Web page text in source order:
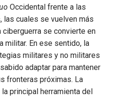
Occidental frente a las
las cuales se vuelven más
se convierte en
militar. En ese sentido, la
militares y no militares
adaptar para mantener
fronteras próximas. La
principal herramienta del